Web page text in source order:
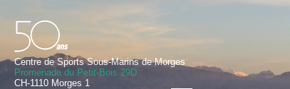
Centre de Sports Sous-Marins de Morges
Promenade du Petit-Bois 29D
CH-1110 Morges 1